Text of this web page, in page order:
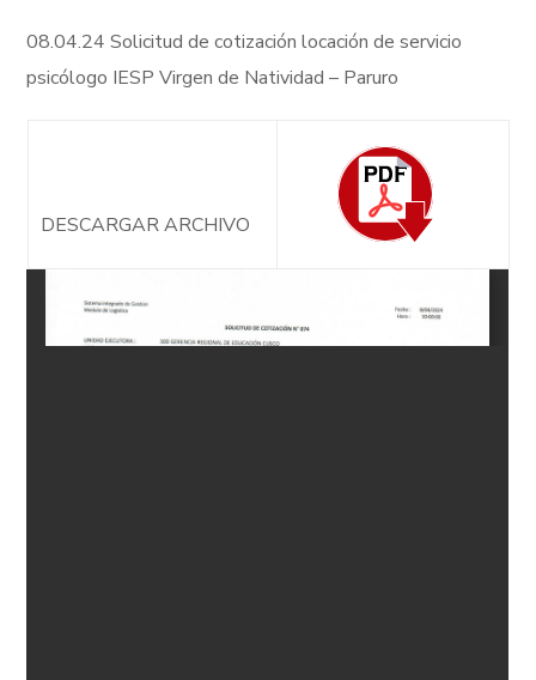
08.04.24 Solicitud de cotización locación de servicio
psicólogo IESP Virgen de Natividad – Paruro
DESCARGAR ARCHIVO